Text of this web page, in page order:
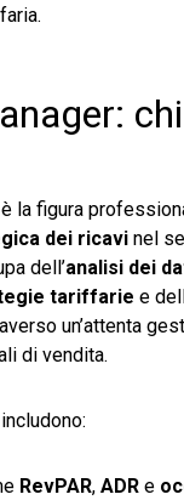
è la figura
dei ricavi nel
dell’analisi dei
tariffarie e
un’attenta
di vendita.
RevPAR, ADR e